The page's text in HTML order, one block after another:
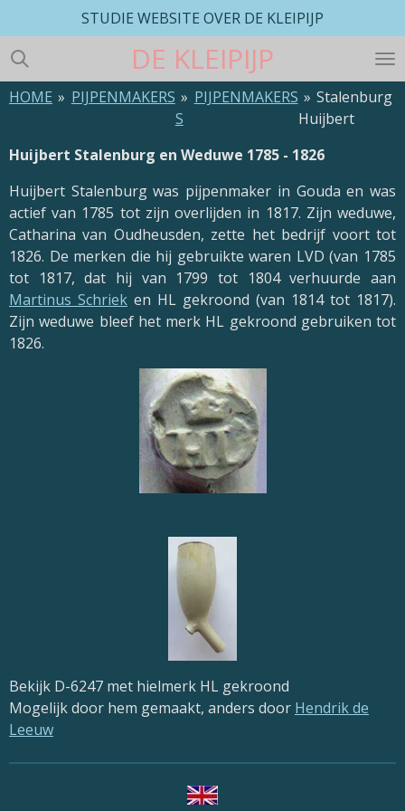
direct
naar
de
hoofdinhoud
DE KLEIPIJP
STUDIE WEBSITE OVER DE KLEIPIJP
HOME » PIJPENMAKERS » PIJPENMAKERS
S
» Stalenburg
Huijbert
Huijbert Stalenburg en Weduwe 1785 - 1826
Huijbert Stalenburg was pijpenmaker in Gouda en was
actief van 1785 tot zijn overlijden in 1817. Zijn weduwe,
Catharina van Oudheusden, zette het bedrijf voort tot
1826. De merken die hij gebruikte waren LVD (van 1785
tot 1817, dat hij van 1799 tot 1804 verhuurde aan
Martinus Schriek en HL gekroond (van 1814 tot 1817).
Zijn weduwe bleef het merk HL gekroond gebruiken tot
1826.
Bekijk D-6247 met hielmerk HL gekroond
Mogelijk door hem gemaakt, anders door Hendrik de
Leeuw